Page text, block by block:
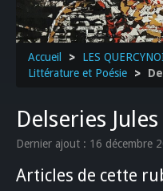
ACTUALITE-
Accueil > LES
Littérature et Poésie
>
Delseries Jules
Dernier ajout : 16 décembre
Articles de cette